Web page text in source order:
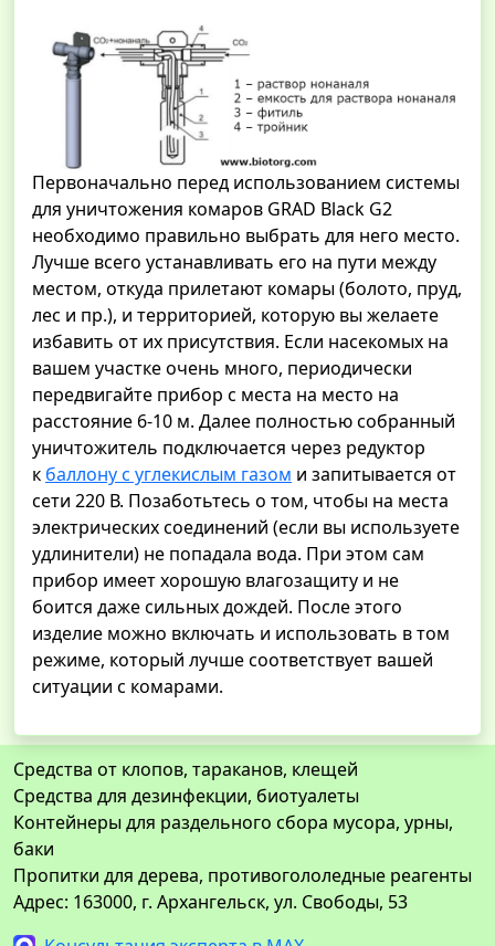
Первоначально перед использованием системы
для уничтожения комаров GRAD Black G2
необходимо правильно выбрать для него место.
Лучше всего устанавливать его на пути между
местом, откуда прилетают комары (болото, пруд,
лес и пр.), и территорией, которую вы желаете
избавить от их присутствия. Если насекомых на
вашем участке очень много, периодически
передвигайте прибор с места на место на
расстояние 6-10 м. Далее полностью собранный
уничтожитель подключается через редуктор
к баллону с углекислым газом и запитывается от
сети 220 В. Позаботьтесь о том, чтобы на места
электрических соединений (если вы используете
удлинители) не попадала вода. При этом сам
прибор имеет хорошую влагозащиту и не
боится даже сильных дождей. После этого
изделие можно включать и использовать в том
режиме, который лучше соответствует вашей
ситуации с комарами.
Средства от клопов, тараканов, клещей
Средства для дезинфекции, биотуалеты
Контейнеры для раздельного сбора мусора, урны,
баки
Пропитки для дерева, противогололедные реагенты
Адрес: 163000, г. Архангельск, ул. Свободы, 53